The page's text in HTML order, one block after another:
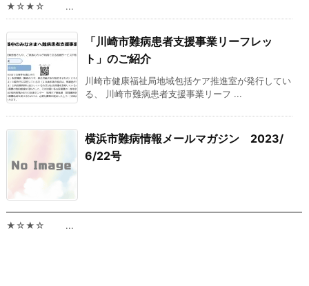
★☆★☆ ...
「川崎市難病患者支援事業リーフレッ
ト」のご紹介
川崎市健康福祉局地域包括ケア推進室が発行してい
る、 川崎市難病患者支援事業リーフ ...
横浜市難病情報メールマガジン 2023/
6/22号
━━━━━━━━━━━━━━━━━━━━━━━━━━━━━━━━━
★☆★☆ ...